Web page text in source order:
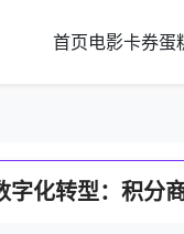
首页电影卡券蛋
字化转型：积分